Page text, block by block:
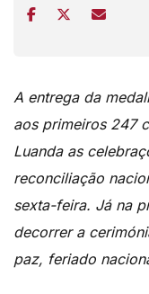
A entrega da
aos primeiros 247
Luanda as
reconciliação
sexta-feira. Já na
decorrer a
paz, feriado